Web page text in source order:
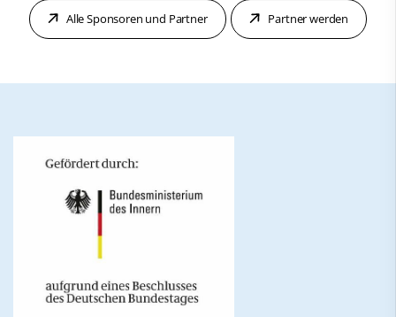
Alle Sponsoren und Partner Partner werden